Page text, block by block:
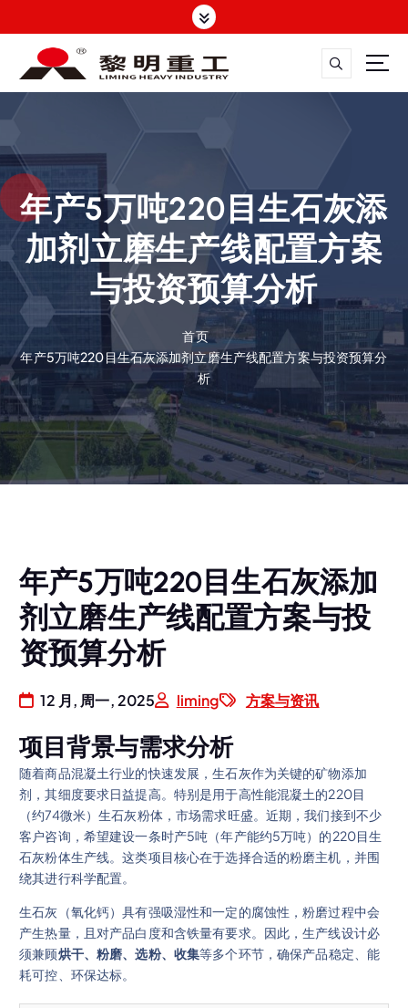
转
容 大修渣磨粉机，矿渣立磨
年产5万吨220目生石灰添
加剂立磨生产线配置方案
与投资预算分析
首页
年产5万吨220目生石灰添加剂立磨生产线配置方案与投资预算分
析
年产5万吨220目生石灰添加
剂立磨生产线配置方案与投
资预算分析
12 月, 周一, 2025 liming 方案与资讯
项目背景与需求分析
随着商品混凝土行业的快速发展，生石灰作为关键的矿物添加
剂，其细度要求日益提高。特别是用于高性能混凝土的220目
（约74微米）生石灰粉体，市场需求旺盛。近期，我们接到不少
客户咨询，希望建设一条时产5吨（年产能约5万吨）的220目生
石灰粉体生产线。这类项目核心在于选择合适的粉磨主机，并围
绕其进行科学配置。
生石灰（氧化钙）具有强吸湿性和一定的腐蚀性，粉磨过程中会
产生热量，且对产品白度和含铁量有要求。因此，生产线设计必
须兼顾烘干、粉磨、选粉、收集等多个环节，确保产品稳定、能
耗可控、环保达标。